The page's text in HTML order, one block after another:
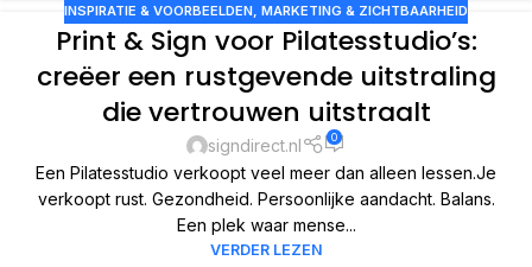
INSPIRATIE & VOORBEELDEN, MARKETING & ZICHTBAARHEID
Print & Sign voor Pilatesstudio’s:
creëer een rustgevende uitstraling
die vertrouwen uitstraalt
signdirect.nl 0
Een Pilatesstudio verkoopt veel meer dan alleen lessen.Je
verkoopt rust. Gezondheid. Persoonlijke aandacht. Balans.
Een plek waar mense...
VERDER LEZEN